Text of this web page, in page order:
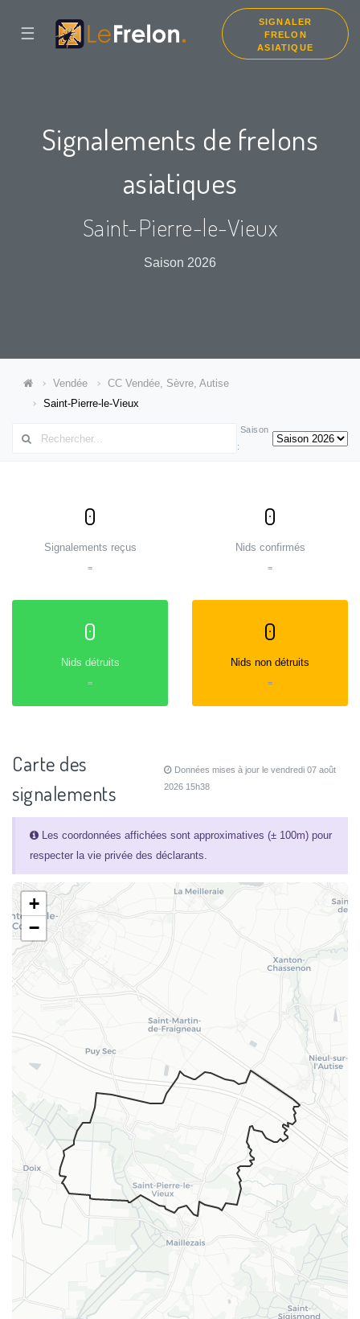
☰
SIGNALER
FRELON
ASIATIQUE
Signalements de frelons
asiatiques
Saint-Pierre-le-Vieux
Saison 2026
Vendée
CC Vendée, Sèvre, Autise
Saint-Pierre-le-Vieux
Saison
:
0
Signalements reçus
=
0
Nids confirmés
=
0
Nids détruits
=
0
Nids non détruits
=
Carte des
signalements
Données mises à jour le vendredi 07 août
2026 15h38
Les coordonnées affichées sont approximatives (± 100m) pour
respecter la vie privée des déclarants.
+
−